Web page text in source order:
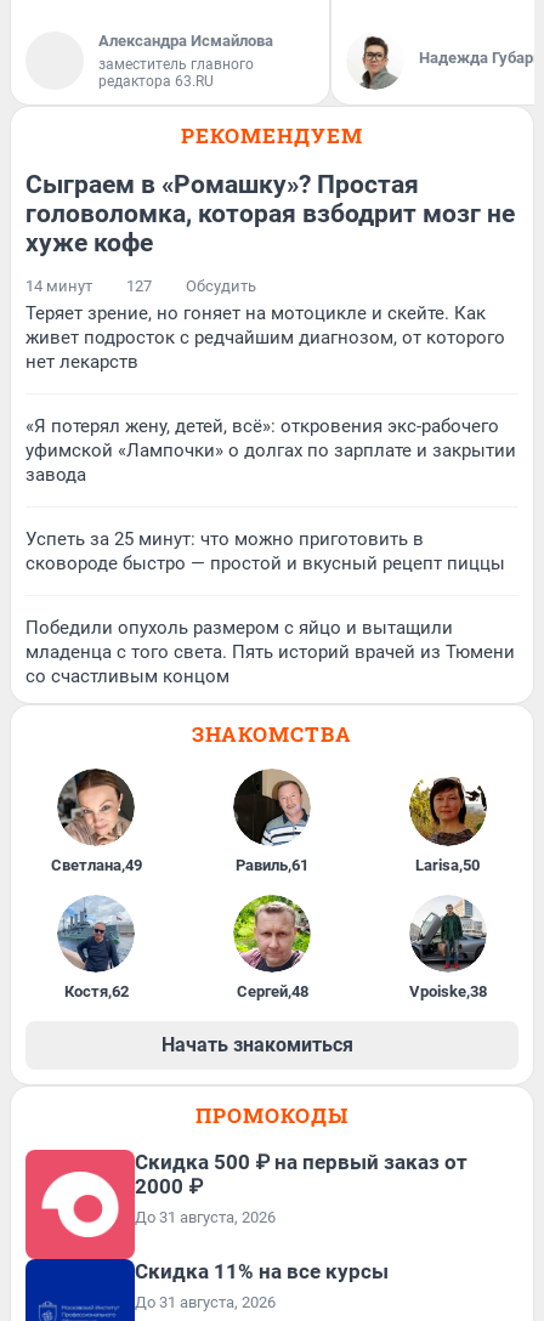
Александра Исмайлова
заместитель главного
редактора 63.RU
Надежда Губарь
РЕКОМЕНДУЕМ
Сыграем в «Ромашку»? Простая
головоломка, которая взбодрит мозг не
хуже кофе
14 минут 127 Обсудить
Теряет зрение, но гоняет на мотоцикле и скейте. Как
живет подросток с редчайшим диагнозом, от которого
нет лекарств
«Я потерял жену, детей, всё»: откровения экс-рабочего
уфимской «Лампочки» о долгах по зарплате и закрытии
завода
Успеть за 25 минут: что можно приготовить в
сковороде быстро — простой и вкусный рецепт пиццы
Победили опухоль размером с яйцо и вытащили
младенца с того света. Пять историй врачей из Тюмени
со счастливым концом
ЗНАКОМСТВА
Светлана,49 Равиль,61 Larisa,50
Костя,62 Сергей,48 Vpoiske,38
Начать знакомиться
ПРОМОКОДЫ
Скидка 500 ₽ на первый заказ от
2000 ₽
До 31 августа, 2026
Скидка 11% на все курсы
До 31 августа, 2026